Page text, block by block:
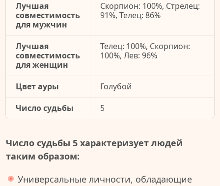
Лучшая
совместимость
для мужчин
Скорпион: 100%, Стрелец:
91%, Телец: 86%
Лучшая
совместимость
для женщин
Телец: 100%, Скорпион:
100%, Лев: 96%
Цвет ауры
Голубой
Число судьбы
5
Число судьбы 5 характеризует людей
таким образом:
Универсальные личности, обладающие